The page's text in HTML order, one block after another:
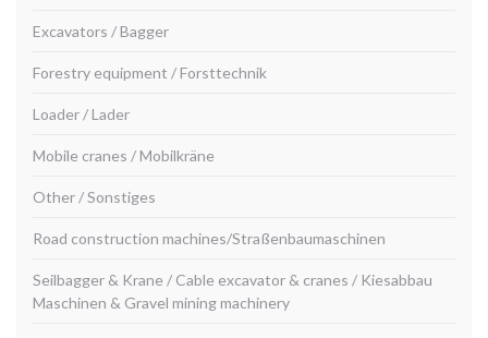
Excavators / Bagger
Forestry equipment / Forsttechnik
Loader / Lader
Mobile cranes / Mobilkräne
Other / Sonstiges
Road construction machines/Straßenbaumaschinen
Seilbagger & Krane / Cable excavator & cranes / Kiesabbau
Maschinen & Gravel mining machinery